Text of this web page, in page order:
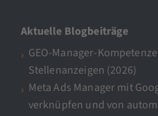
Aktuelle Blogbeiträge
GEO-Manager-
Stellenanzeigen (2026)
Meta Ads Manager mit
verknüpfen und von